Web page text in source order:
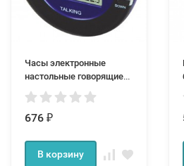
Часы электронные
настольные говорящие
VST 7026
676 ₽
В корзину